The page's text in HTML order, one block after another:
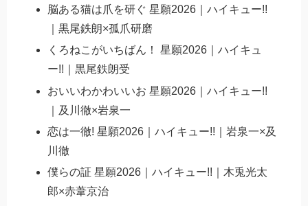
脳ある猫は爪を研ぐ 星願2026｜ハイキュー!!
｜黒尾鉄朗×孤爪研磨
くろねこがいちばん！ 星願2026｜ハイキュ
ー!!｜黒尾鉄朗受
おいいわかわいいお 星願2026｜ハイキュー!!
｜及川徹×岩泉一
恋は一徹! 星願2026｜ハイキュー!!｜岩泉一×及
川徹
僕らの証 星願2026｜ハイキュー!!｜木兎光太
郎×赤葦京治